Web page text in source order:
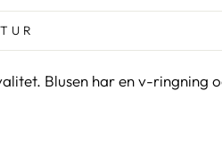
Blusen har en v-ringning